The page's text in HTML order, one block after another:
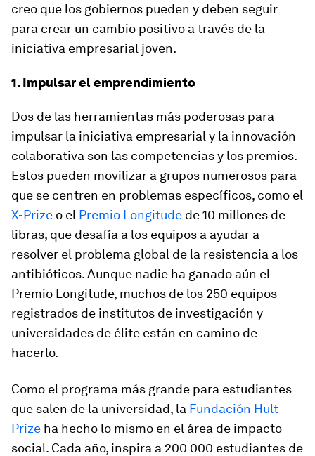
creo que los gobiernos pueden y deben seguir
para crear un cambio positivo a través de la
iniciativa empresarial joven.
1. Impulsar el emprendimiento
Dos de las herramientas más poderosas para
impulsar la iniciativa empresarial y la innovación
colaborativa son las competencias y los premios.
Estos pueden movilizar a grupos numerosos para
que se centren en problemas específicos, como el
X-Prize o el Premio Longitude de 10 millones de
libras, que desafía a los equipos a ayudar a
resolver el problema global de la resistencia a los
antibióticos. Aunque nadie ha ganado aún el
Premio Longitude, muchos de los 250 equipos
registrados de institutos de investigación y
universidades de élite están en camino de
hacerlo.
Como el programa más grande para estudiantes
que salen de la universidad, la Fundación Hult
Prize ha hecho lo mismo en el área de impacto
social. Cada año, inspira a 200 000 estudiantes de